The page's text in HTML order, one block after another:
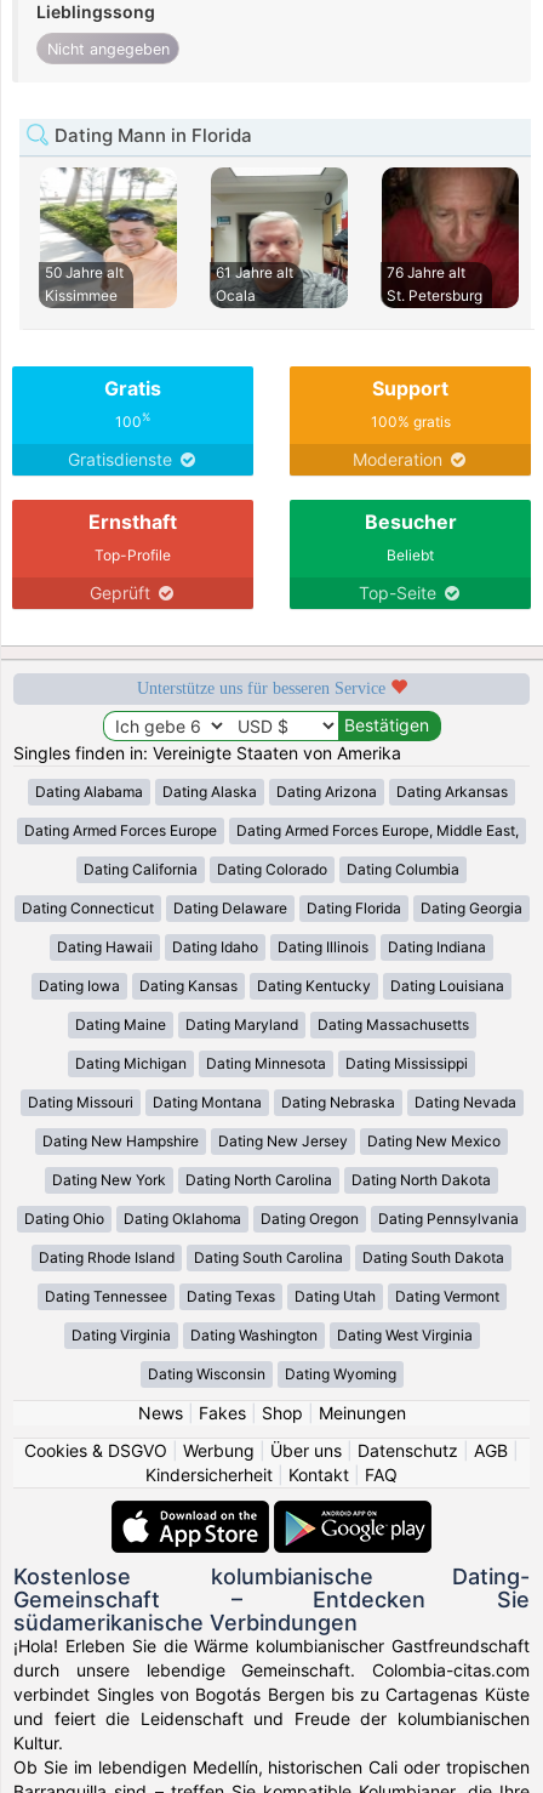
Lieblingssong
Nicht angegeben
Dating Mann in Florida
50 Jahre alt
Kissimmee
61 Jahre alt
Ocala
76 Jahre alt
St. Petersburg
Gratis
100%
Gratisdienste
Support
100% gratis
Moderation
Ernsthaft
Top-Profile
Geprüft
Besucher
Beliebt
Top-Seite
Unterstütze uns für besseren Service
Singles finden in: Vereinigte Staaten von Amerika
Dating Alabama Dating Alaska Dating Arizona Dating Arkansas
Dating Armed Forces Europe Dating Armed Forces Europe, Middle East,
Dating California Dating Colorado Dating Columbia
Dating Connecticut Dating Delaware Dating Florida Dating Georgia
Dating Hawaii Dating Idaho Dating Illinois Dating Indiana
Dating Iowa Dating Kansas Dating Kentucky Dating Louisiana
Dating Maine Dating Maryland Dating Massachusetts
Dating Michigan Dating Minnesota Dating Mississippi
Dating Missouri Dating Montana Dating Nebraska Dating Nevada
Dating New Hampshire Dating New Jersey Dating New Mexico
Dating New York Dating North Carolina Dating North Dakota
Dating Ohio Dating Oklahoma Dating Oregon Dating Pennsylvania
Dating Rhode Island Dating South Carolina Dating South Dakota
Dating Tennessee Dating Texas Dating Utah Dating Vermont
Dating Virginia Dating Washington Dating West Virginia
Dating Wisconsin Dating Wyoming
News| Fakes| Shop
Meinungen
Cookies & DSGVO
Werbung Über uns Datenschutz AGB
Kindersicherheit
Kontakt FAQ
Kostenlose kolumbianische Dating-
Gemeinschaft – Entdecken Sie
südamerikanische Verbindungen
¡Hola! Erleben Sie die Wärme kolumbianischer Gastfreundschaft
durch unsere lebendige Gemeinschaft. Colombia-citas.com
verbindet Singles von Bogotás Bergen bis zu Cartagenas Küste
und feiert die Leidenschaft und Freude der kolumbianischen
Kultur.
Ob Sie im lebendigen Medellín, historischen Cali oder tropischen